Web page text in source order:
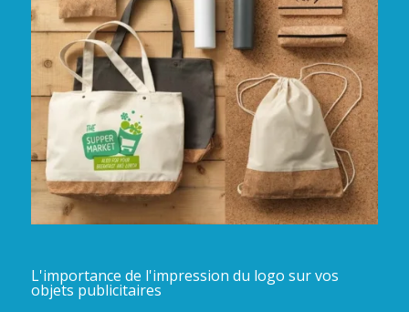
L'importance de l'impression du logo sur vos
objets publicitaires